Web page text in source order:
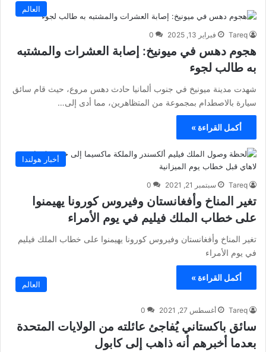
العالم
Tareq فبراير 13, 2025 0
هجوم دهس في ميونيخ: إصابة العشرات والمشتبه
به طالب لجوء
شهدت مدينة ميونيخ في جنوب ألمانيا حادث دهس مروع، حيث قام سائق
سيارة بالاصطدام بمجموعة من المتظاهرين، مما أدى إلى…
أكمل القراءة »
أخبار هولندا
Tareq سبتمبر 21, 2021 0
تغير المناخ وأفغانستان وفيروس كورونا يهيمنوا
على خطاب الملك فيليم في يوم الأمراء
تغير المناخ وأفغانستان وفيروس كورونا يهيمنوا على خطاب الملك فيليم
في يوم الأمراء
أكمل القراءة »
العالم
Tareq أغسطس 27, 2021 0
سائق باكستاني يُفاجئ عائلته من الولايات المتحدة
بعدما أخبرهم أنه ذاهب إلى كابول